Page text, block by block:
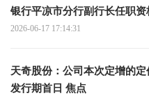
银行平凉市分行副行长任职资
2026-06-17 17:14:31
天奇股份：公司本次定增的
发行期首日 焦点